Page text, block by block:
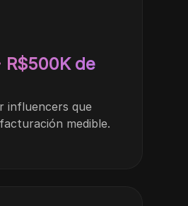
R$500K de
influencers que
medible.